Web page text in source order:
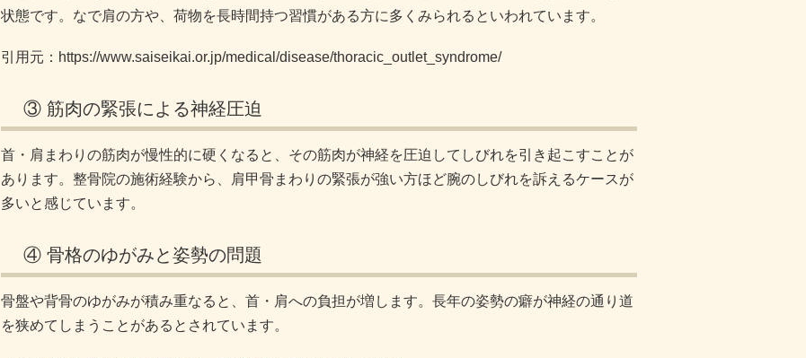
状態です。なで肩の方や、荷物を長時間持つ習慣がある方に多くみられるといわれています。
引用元：https://www.saiseikai.or.jp/medical/disease/thoracic_outlet_syndrome/
③ 筋肉の緊張による神経圧迫
首・肩まわりの筋肉が慢性的に硬くなると、その筋肉が神経を圧迫してしびれを引き起こすことが
あります。整骨院の施術経験から、肩甲骨まわりの緊張が強い方ほど腕のしびれを訴えるケースが
多いと感じています。
④ 骨格のゆがみと姿勢の問題
骨盤や背骨のゆがみが積み重なると、首・肩への負担が増します。長年の姿勢の癖が神経の通り道
を狭めてしまうことがあるとされています。